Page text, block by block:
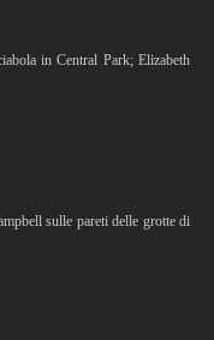
in Central Park; Elizabeth
sulle pareti delle grotte di